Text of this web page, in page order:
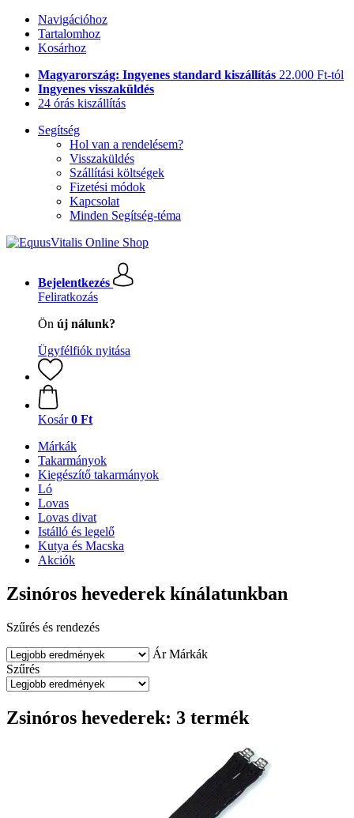
Navigációhoz
Tartalomhoz
Kosárhoz
Magyarország: Ingyenes standard kiszállítás 22.000 Ft-tól
Ingyenes visszaküldés
24 órás kiszállítás
Segítség
Hol van a rendelésem?
Visszaküldés
Szállítási költségek
Fizetési módok
Kapcsolat
Minden Segítség-téma
Bejelentkezés
Feliratkozás
Ön új nálunk?
Ügyfélfiók nyitása
Kosár 0 Ft
Márkák
Takarmányok
Kiegészítő takarmányok
Ló
Lovas
Lovas divat
Istálló és legelő
Kutya és Macska
Akciók
Zsinóros hevederek kínálatunkban
Szűrés és rendezés
Ár Márkák
Szűrés
Zsinóros hevederek: 3 termék